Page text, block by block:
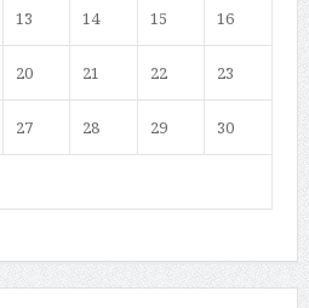
13 14 15 16
20 21 22 23
27 28 29 30